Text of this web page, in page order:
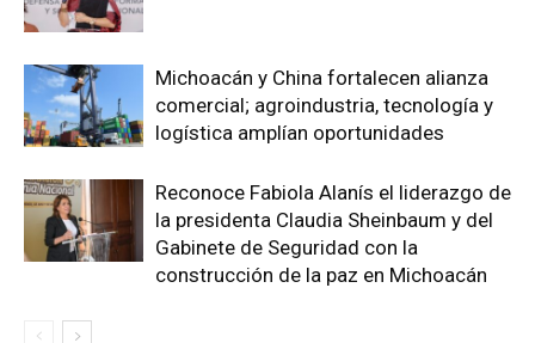
Michoacán y China fortalecen alianza
comercial; agroindustria, tecnología y
logística amplían oportunidades
Reconoce Fabiola Alanís el liderazgo de
la presidenta Claudia Sheinbaum y del
Gabinete de Seguridad con la
construcción de la paz en Michoacán